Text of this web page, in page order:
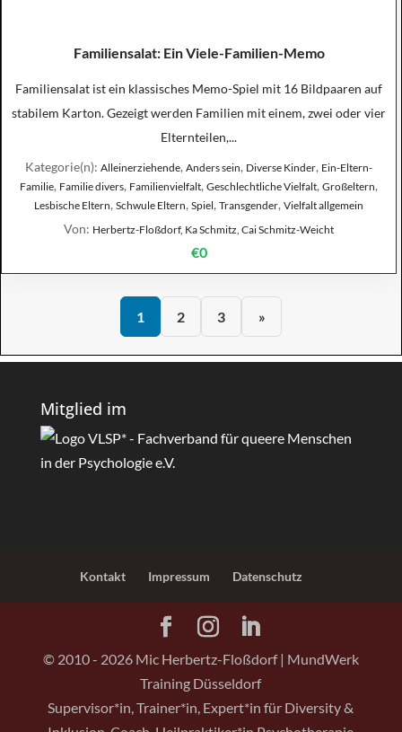
Familiensalat: Ein Viele-Familien-Memo
Familiensalat ist ein klassisches Memo-Spiel mit 16 Bildpaaren auf
stabilem Karton. Gezeigt werden Familien mit einem, zwei oder vier
Elternteilen,...
Kategorie(n): Alleinerziehende, Anders sein, Diverse Kinder, Ein-Eltern-
Familie, Familie divers, Familienvielfalt, Geschlechtliche Vielfalt, Großeltern,
Lesbische Eltern, Schwule Eltern, Spiel, Transgender, Vielfalt allgemein
Von: Herbertz-Floßdorf, Ka Schmitz, Cai Schmitz-Weicht
€0
1 2 3 »
Mitglied im
Kontakt Impressum Datenschutz
© 2010 - 2026Mic Herbertz-Floßdorf | MundWerk
Training Düsseldorf
Supervisor*in, Trainer*in, Expert*in für Diversity &